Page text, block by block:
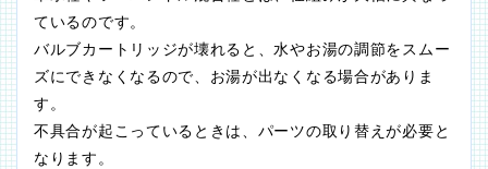
ているのです。
バルブカートリッジが壊れると、水やお湯の調節をスムー
ズにできなくなるので、お湯が出なくなる場合がありま
す。
不具合が起こっているときは、パーツの取り替えが必要と
なります。